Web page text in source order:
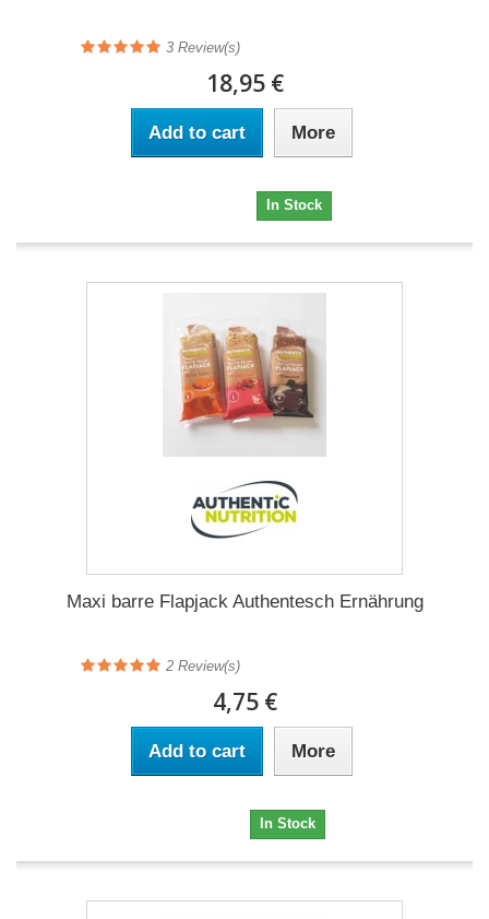
3 Review(s)
18,95 €
Add to cart More
In Stock
Maxi barre Flapjack Authentesch Ernährung
2 Review(s)
4,75 €
Add to cart More
In Stock